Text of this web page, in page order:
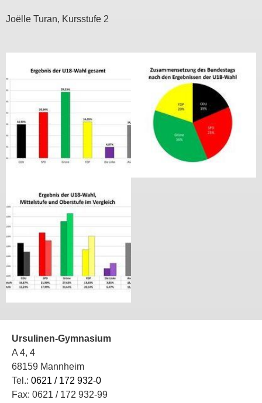
Joëlle Turan, Kursstufe 2
Ursulinen-Gymnasium
A 4, 4
68159 Mannheim
Tel.: 0621 / 172 932-0
Fax: 0621 / 172 932-99